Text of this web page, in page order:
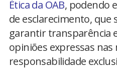
Ética da OAB, podendo
de esclarecimento, que
garantir transparência
opiniões expressas nas
responsabilidade